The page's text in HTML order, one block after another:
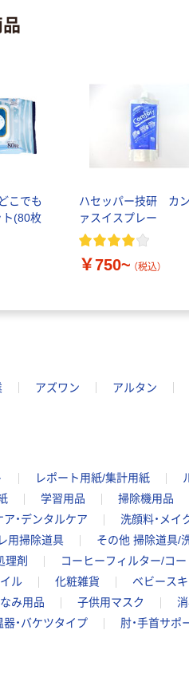
こでも
ト(80枚
ハセッパー技研 カ
ァスイスプレー
￥750~ （税込）
アズワン アルタン
レポート用紙/集計用紙
学習用品 掃除機用品
・デンタルケア 洗顔料・メイ
用掃除道具 その他 掃除道具/
理剤 コーヒーフィルター/コ
ル 化粧雑貨 ベビース
み用品 子供用マスク
器・バケツタイプ 肘・手首サポ